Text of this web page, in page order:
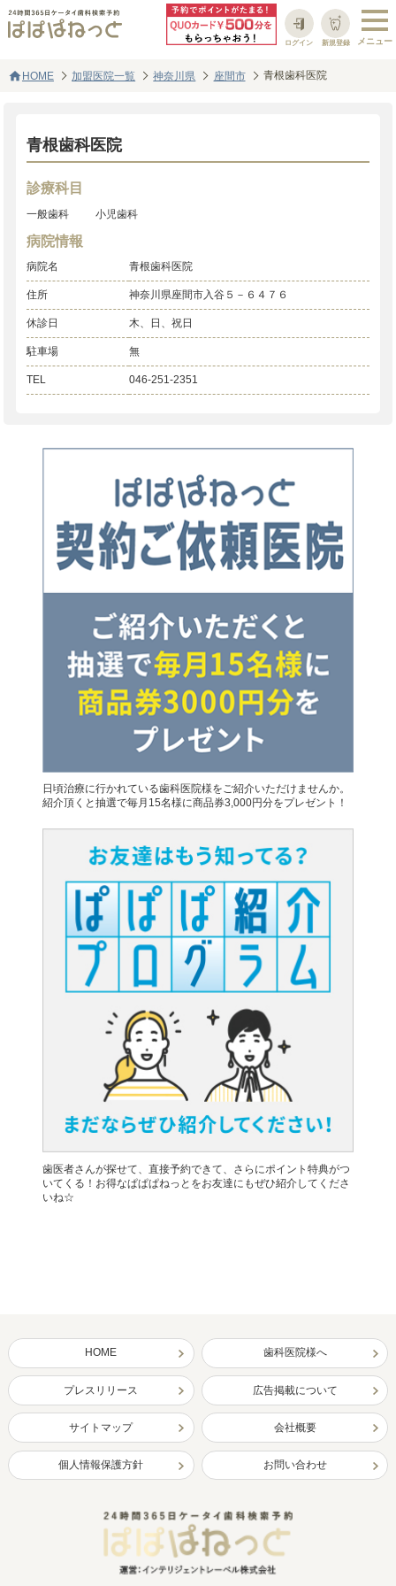
新規登録
ログイン
homeHOME 加盟医院一覧 神奈川県 座間市 青根歯科医院
青根歯科医院
診療科目
一般歯科 小児歯科
病院情報
病院名 青根歯科医院
住所 神奈川県座間市入谷５－６４７６
休診日 木、日、祝日
駐車場 無
TEL 046-251-2351
日頃治療に行かれている歯科医院様をご紹介いただけませんか。
紹介頂くと抽選で毎月15名様に商品券3,000円分をプレゼント！
歯医者さんが探せて、直接予約できて、さらにポイント特典がつ
いてくる！お得なぱぱぱねっとをお友達にもぜひ紹介してくださ
いね☆
HOME 歯科医院様へ
プレスリリース 広告掲載について
サイトマップ 会社概要
個人情報保護方針 お問い合わせ